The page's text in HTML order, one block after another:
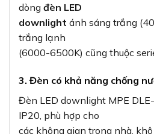
dòng đèn LED
downlight ánh sáng trắng
trắng lạnh
(6000-6500K) cũng thuộc
3. Đèn có khả năng chống
Đèn LED downlight MPE
IP20, phù hợp cho
các không gian trong nhà,